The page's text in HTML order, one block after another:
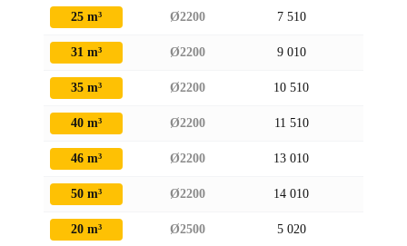
25 m³ Ø2200 7 510
31 m³ Ø2200 9 010
35 m³ Ø2200 10 510
40 m³ Ø2200 11 510
46 m³ Ø2200 13 010
50 m³ Ø2200 14 010
20 m³ Ø2500 5 020